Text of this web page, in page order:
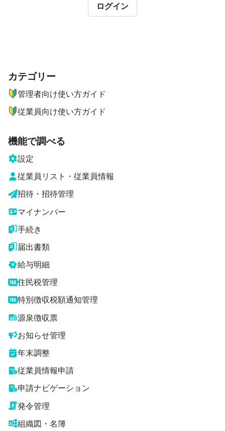
ログイン
ナビゲーションメニュー
カテゴリー
管理者向け使い方ガイド
従業員向け使い方ガイド
機能で調べる
設定
従業員リスト・従業員情報
招待・招待管理
マイナンバー
手続き
届出書類
給与明細
住民税管理
特別徴収税額通知管理
源泉徴収票
お知らせ管理
年末調整
従業員情報申請
申請ナビゲーション
発令管理
組織図・名簿